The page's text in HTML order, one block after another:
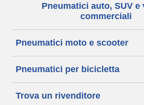
Pneumatici auto, SUV e
commerciali
Pneumatici moto e scooter
Pneumatici per bicicletta
Trova un rivenditore